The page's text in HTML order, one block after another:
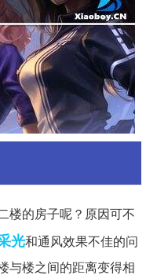
楼的房子呢？原因可不
光和通风效果不佳的问
与楼之间的距离变得相